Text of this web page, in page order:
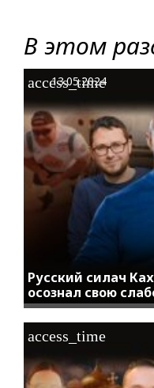
В этом
Русский силач
осознал свою
access_time
13.05.2024
access_time